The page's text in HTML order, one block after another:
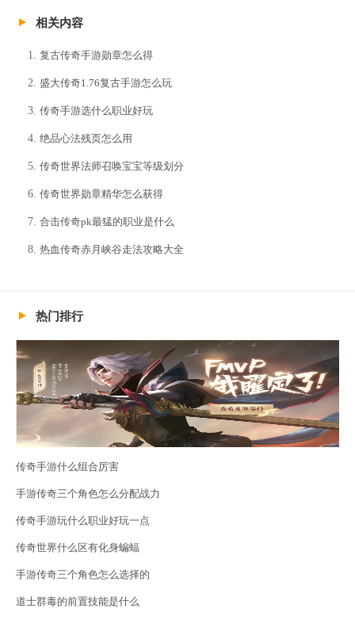
相关内容
复古传奇手游勋章怎么得
盛大传奇1.76复古手游怎么玩
传奇手游选什么职业好玩
绝品心法残页怎么用
传奇世界法师召唤宝宝等级划分
传奇世界勋章精华怎么获得
合击传奇pk最猛的职业是什么
热血传奇赤月峡谷走法攻略大全
热门排行
传奇手游什么组合厉害
手游传奇三个角色怎么分配战力
传奇手游玩什么职业好玩一点
传奇世界什么区有化身蝙蝠
手游传奇三个角色怎么选择的
道士群毒的前置技能是什么